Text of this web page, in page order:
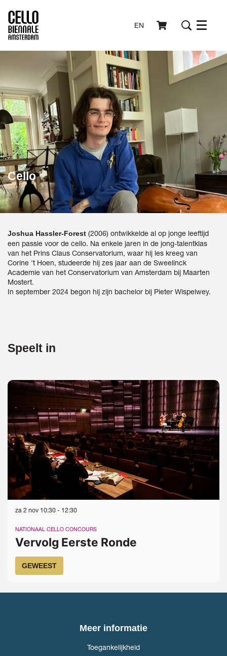
EN Menu
Cello
Joshua Hassler-Forest (2006) ontwikkelde al op jonge leeftijd
een passie voor de cello. Na enkele jaren in de jong-talentklas
van het Prins Claus Conservatorium, waar hij les kreeg van
Corine 't Hoen, studeerde hij zes jaar aan de Sweelinck
Academie van het Conservatorium van Amsterdam bij Maarten
Mostert.
In september 2024 begon hij zijn bachelor bij Pieter Wispelwey.
Speelt in
Vervolg Eerste Ronde
NATIONAAL CELLO CONCOURS
za 2 nov 10:30 - 12:30
GEWEEST
Meer informatie
Toegankelijkheid